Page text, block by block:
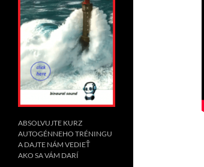
ABSOLVUJTE KURZ
AUTOGÉNNEHO TRÉNINGU
A DAJTE NÁM VEDIEŤ
AKO SA VÁM DARÍ